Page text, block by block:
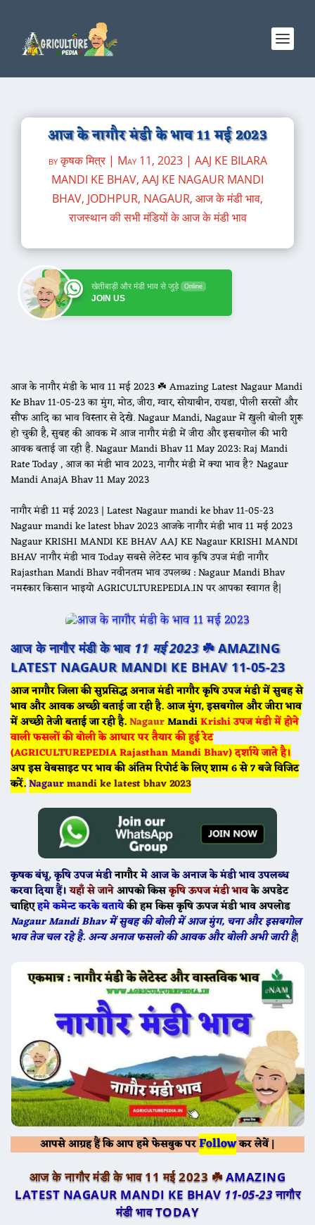
आज के नागौर मंडी के भाव 11 मई 2023
byकृषक मित्र| May 11, 2023| AAJ KE BILARA
MANDI KE BHAV, AAJ KE NAGAUR MANDI
BHAV, JODHPUR, NAGAUR, आज के मंडी भाव,
राजस्थान की सभी मंडियों के आज के मंडी भाव
खेतीबाड़ी और मंडी भाव से जुड़े Online
JOIN US
आज के नागौर मंडी के भाव 11 मई 2023 ☘️ Amazing Latest Nagaur Mandi
Ke Bhav 11-05-23 का मुंग, मोठ, जीरा, ग्वार, सोयाबीन, रायडा, पीली सरसों और
सौंफ आदि का भाव विस्तार से देखे. Nagaur Mandi, Nagaur में खुली बोली शुरू
हो चुकी है, सुबह की आवक में आज नागौर मंडी में जीरा और इसबगोल की भारी
आवक बताई जा रही है. Nagaur Mandi Bhav 11 May 2023: Raj Mandi
Rate Today , आज का मंडी भाव 2023, नागौर मंडी में क्या भाव है? Nagaur
Mandi AnajA Bhav 11 May 2023
नागौर मंडी 11 मई 2023 | Latest Nagaur mandi ke bhav 11-05-23
Nagaur mandi ke latest bhav 2023 आजके नागौर मंडी भाव 11 मई 2023
Nagaur KRISHI MANDI KE BHAV AAJ KE Nagaur KRISHI MANDI
BHAV नागौर मंडी भाव Today सबसे लेटेस्ट भाव कृषि उपज मंडी नागौर
Rajasthan Mandi Bhav नवीनतम भाव उपलब्ध : Nagaur Mandi Bhav
नमस्कार किसान भाइयो AGRICULTUREPEDIA.IN पर आपका स्वागत है|
आज के नागौर मंडी के भाव 11 मई 2023☘️ AMAZING
LATEST NAGAUR MANDI KE BHAV 11-05-23
आज नागौर जिला की सुप्रसिद्ध अनाज मंडी नागौर कृषि उपज मंडी में सुबह से
भाव और आवक अच्छी बताई जा रही है. आज मुंग, इसबगोल और जीरा भाव
में अच्छी तेजी बताई जा रही है.NagaurMandiKrishi उपज मंडी में होने
वाली फसलों की बोली के आधार पर तैयार की हुई रेट
(AGRICULTUREPEDIA Rajasthan Mandi Bhav) दर्शाये जाते है।
अप इस वेबसाइट पर भाव की अंतिम रिपोर्ट के लिए शाम 6 से 7 बजे विजिट
करें.Nagaurmandi ke latest bhav 2023
कृषक बंधू, कृषि उपज मंडीनागौरमेआज केअनाज के मंडी भाव उपलब्ध
करवा दिया हैं। यहाँ से जानेआपको किसकृषि ऊपज मंडी भावके अपडेट
चाहिएहमे कमेन्ट करके बतायेकी हम किस कृषि ऊपज मंडी भाव अपलोड
Nagaur Mandi Bhav में सुबह की बोली में आज मुंग, चना और इसबगोल
भाव तेज चल रहे है. अन्य अनाज फसलो की आवक और बोली अभी जारी है|
आपसे आग्रह हैं कि आप हमे फेसबुक परFollowकर लेवें |
आज के नागौर मंडी के भाव 11 मई 2023 ☘️AMAZING
LATEST NAGAUR MANDI KE BHAV 11-05-23नागौर
मंडी भाव TODAY